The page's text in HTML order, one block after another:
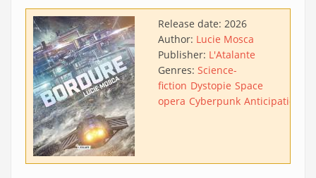
Release date: 2026
Author: Lucie Mosca
Publisher: L'Atalante
Genres: Science-
fiction Dystopie Space
opera Cyberpunk Anticipation